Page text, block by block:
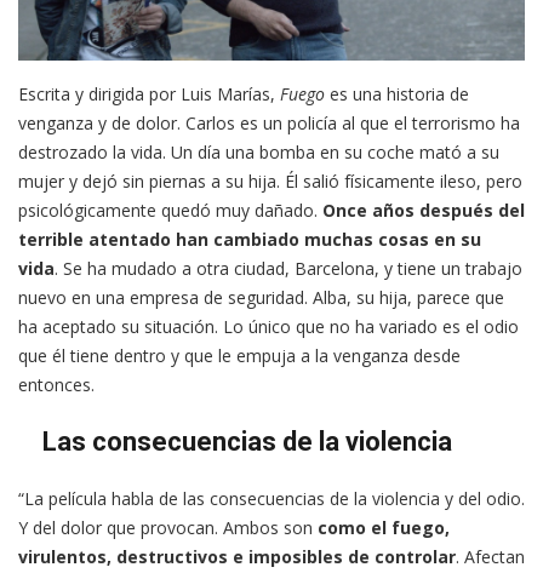
Escrita y dirigida por Luis Marías, Fuego es una historia de
venganza y de dolor. Carlos es un policía al que el terrorismo ha
destrozado la vida. Un día una bomba en su coche mató a su
mujer y dejó sin piernas a su hija. Él salió físicamente ileso, pero
psicológicamente quedó muy dañado. Once años después del
terrible atentado han cambiado muchas cosas en su
vida. Se ha mudado a otra ciudad, Barcelona, y tiene un trabajo
nuevo en una empresa de seguridad. Alba, su hija, parece que
ha aceptado su situación. Lo único que no ha variado es el odio
que él tiene dentro y que le empuja a la venganza desde
entonces.
Las consecuencias de la violencia
“La película habla de las consecuencias de la violencia y del odio.
Y del dolor que provocan. Ambos son como el fuego,
virulentos, destructivos e imposibles de controlar. Afectan